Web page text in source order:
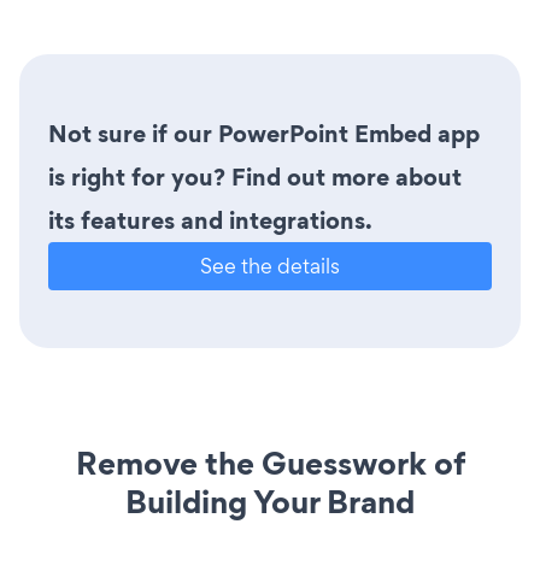
Not sure if our PowerPoint Embed app
is right for you? Find out more about
its features and integrations.
See the details
Remove the Guesswork of
Building Your Brand